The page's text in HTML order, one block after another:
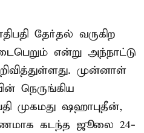
தேர்தல் வருகிற
என்று அந்நாட்டு
முன்னாள்
நெருங்கிய
முகமது ஷஹாபுதீன்,
கடந்த ஜூலை 24-